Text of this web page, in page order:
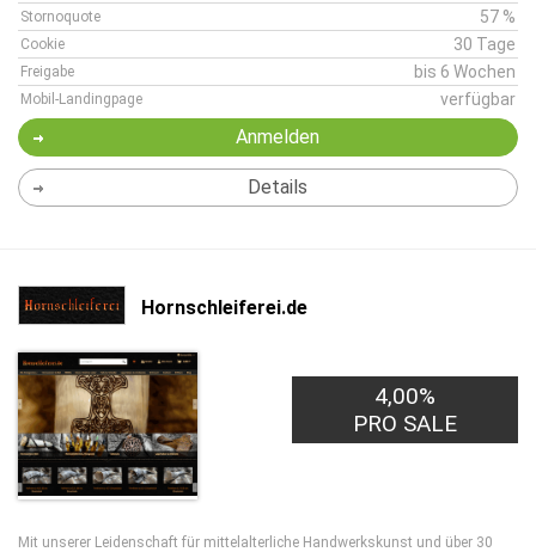
Stornoquote 57 %
Cookie 30 Tage
Freigabe bis 6 Wochen
Mobil-Landingpage verfügbar
Anmelden
Details
Hornschleiferei.de
4,00%
PRO SALE
Mit unserer Leidenschaft für mittelalterliche Handwerkskunst und über 30